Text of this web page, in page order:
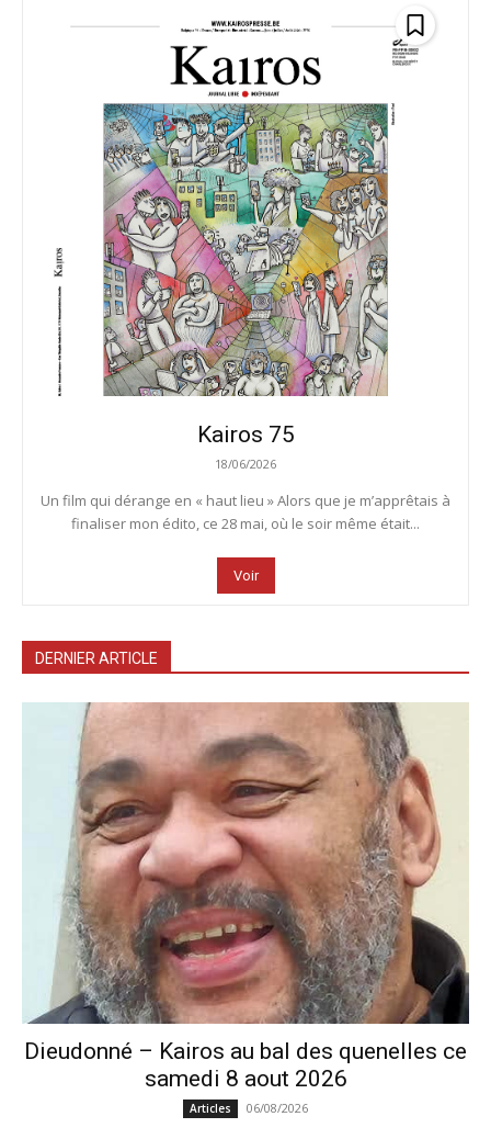
Kairos 75
18/06/2026
Un film qui dérange en « haut lieu » Alors que je m’apprêtais à
finaliser mon édito, ce 28 mai, où le soir même était...
Voir
DERNIER ARTICLE
Dieudonné – Kairos au bal des quenelles ce
samedi 8 aout 2026
Articles 06/08/2026